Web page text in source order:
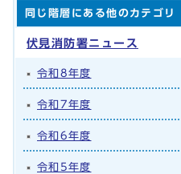
同じ階層にある他のカテゴリ
伏見消防署ニュース
令和8年度
令和7年度
令和6年度
令和5年度